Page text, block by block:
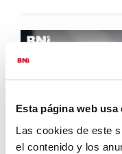
Esta página web usa
Las cookies de este
el contenido y los